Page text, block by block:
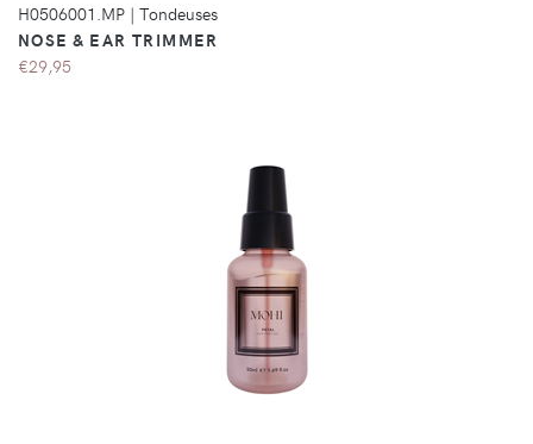
H0506001.MP | Tondeuses
NOSE & EAR TRIMMER
€29,95
DÉTAILS